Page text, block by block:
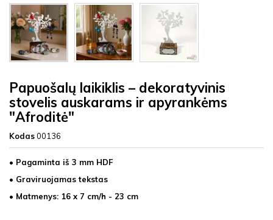
Papuošalų laikiklis – dekoratyvinis
stovelis auskarams ir apyrankėms
"Afroditė"
Kodas00136
• Pagaminta iš 3 mm HDF
• Graviruojamas tekstas
• Matmenys: 16 x 7 cm/h - 23 cm